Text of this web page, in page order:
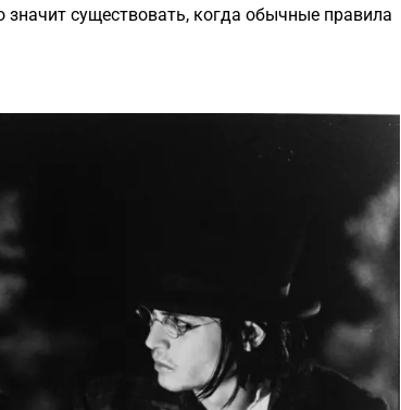
существовать, когда обычные правила